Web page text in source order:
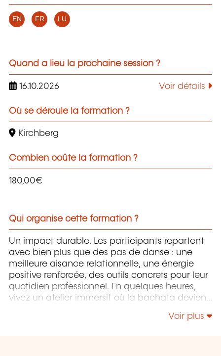
EN FR LU
Quand a lieu la prochaine session ?
16.10.2026 Voir détails
Où se déroule la formation ?
Kirchberg
Combien coûte la formation ?
180,00€
Qui organise cette formation ?
Un impact durable. Les participants repartent
avec bien plus que des pas de danse : une
meilleure aisance relationnelle, une énergie
positive renforcée, des outils concrets pour leur
quotidien professionnel. En quelques heures,
vivez un atelier immersif où la bachata devient
communication, cohésion et bien-être au
Voir plus